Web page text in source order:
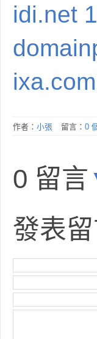
idi.net
作者： 小張 留言： 0
0 留言
發表